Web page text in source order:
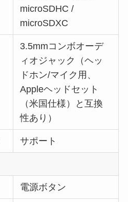
microSDHC /
microSDXC
3.5mmコンボオーデ
ィオジャック（ヘッ
ドホン/マイク用、
Appleヘッドセット
（米国仕様）と互換
性あり）
サポート
電源ボタン